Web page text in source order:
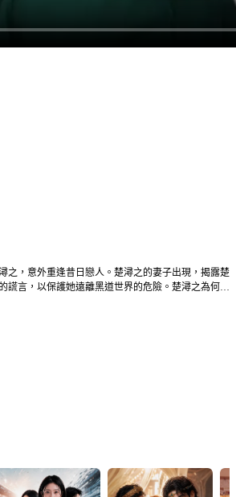
点击取消静音
之，意外重逢昔日戀人。楚潯之的妻子出現，揭露楚
謊言，以保護她遠離黑道世界的危險。楚潯之為何要
藏什麼秘密？